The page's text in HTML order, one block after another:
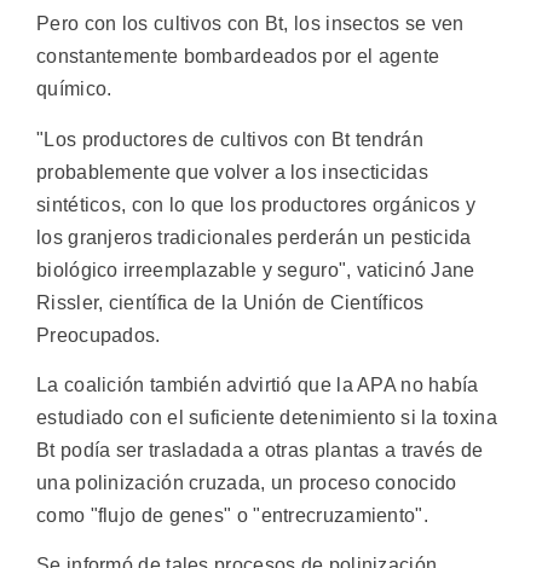
Pero con los cultivos con Bt, los insectos se ven
constantemente bombardeados por el agente
químico.
"Los productores de cultivos con Bt tendrán
probablemente que volver a los insecticidas
sintéticos, con lo que los productores orgánicos y
los granjeros tradicionales perderán un pesticida
biológico irreemplazable y seguro", vaticinó Jane
Rissler, científica de la Unión de Científicos
Preocupados.
La coalición también advirtió que la APA no había
estudiado con el suficiente detenimiento si la toxina
Bt podía ser trasladada a otras plantas a través de
una polinización cruzada, un proceso conocido
como "flujo de genes" o "entrecruzamiento".